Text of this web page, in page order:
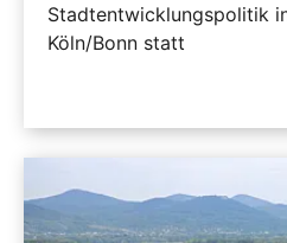
Stadtentwicklungspolitik
Köln/Bonn statt